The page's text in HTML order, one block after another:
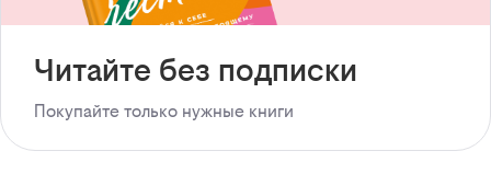
Читайте без подписки
Покупайте только нужные книги